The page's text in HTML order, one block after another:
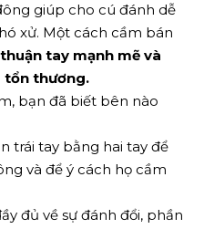
giúp cho cú đánh dễ
xử. Một cách cầm bán
tay mạnh mẽ và
tổn thương.
bạn đã biết bên nào
trái tay bằng hai tay để
và để ý cách họ cầm
đủ về sự đánh đổi, phần